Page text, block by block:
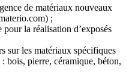
de matériaux nouveaux
;
la réalisation d’exposés
sur les matériaux spécifiques
bois, pierre, céramique, béton,